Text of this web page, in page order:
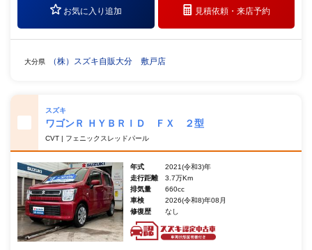
お気に入り追加 見積依頼・来店予約
大分県 （株）スズキ自販大分 敷戸店
スズキ
ワゴンＲ ＨＹＢＲＩＤ ＦＸ ２型
CVT | フェニックスレッドパール
年式
2021(令和3)年
走行距離
3.7万Km
排気量
660cc
車検
2026(令和8)年08月
修復歴
なし